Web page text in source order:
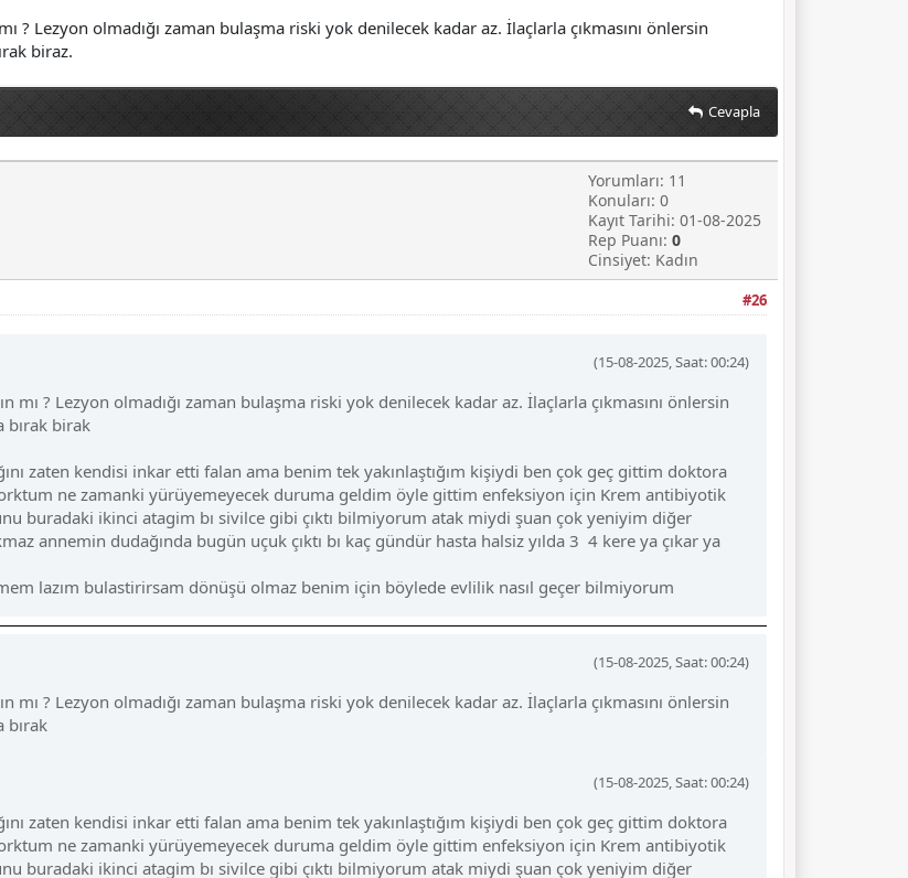
? Lezyon olmadığı zaman bulaşma riski yok denilecek kadar az. İlaçlarla çıkmasını önlersin
biraz.
Cevapla
Yorumları: 11
Konuları: 0
Kayıt Tarihi: 01-08-2025
Rep Puanı: 0
Cinsiyet: Kadın
#26
(15-08-2025, Saat: 00:24)
mı ? Lezyon olmadığı zaman bulaşma riski yok denilecek kadar az. İlaçlarla çıkmasını önlersin
bırak birak
zaten kendisi inkar etti falan ama benim tek yakınlaştığım kişiydi ben çok geç gittim doktora
ne zamanki yürüyemeyecek duruma geldim öyle gittim enfeksiyon için Krem antibiyotik
buradaki ikinci atagim bı sivilce gibi çıktı bilmiyorum atak miydi şuan çok yeniyim diğer
annemin dudağında bugün uçuk çıktı bı kaç gündür hasta halsiz yılda 3 4 kere ya çıkar ya
lazım bulastirirsam dönüşü olmaz benim için böylede evlilik nasıl geçer bilmiyorum
(15-08-2025, Saat: 00:24)
mı ? Lezyon olmadığı zaman bulaşma riski yok denilecek kadar az. İlaçlarla çıkmasını önlersin
bırak
(15-08-2025, Saat: 00:24)
zaten kendisi inkar etti falan ama benim tek yakınlaştığım kişiydi ben çok geç gittim doktora
ne zamanki yürüyemeyecek duruma geldim öyle gittim enfeksiyon için Krem antibiyotik
buradaki ikinci atagim bı sivilce gibi çıktı bilmiyorum atak miydi şuan çok yeniyim diğer